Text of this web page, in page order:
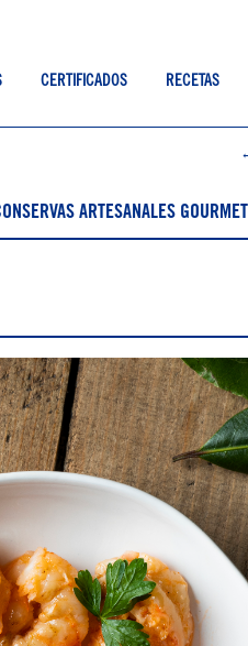
CERTIFICADOS RECETAS
ARTESANALES